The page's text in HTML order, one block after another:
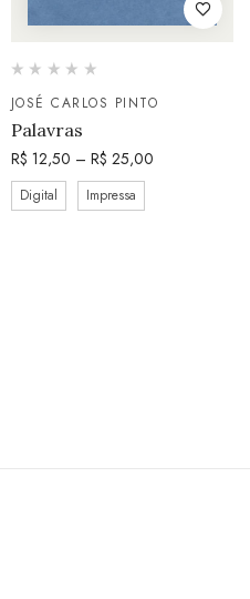
JOSÉ CARLOS PINTO
Palavras
R$ 12,50 – R$ 25,00
Digital Impressa